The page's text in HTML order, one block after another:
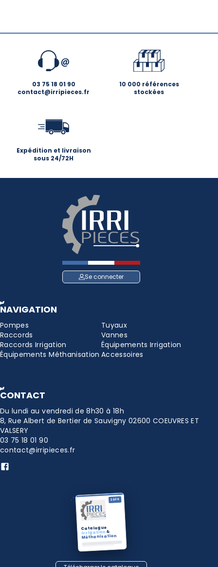
03 75 18 01 90
contact@irripieces.fr
10 000 références
stockées
Expédition et livraison
sous 24/72H
Se connecter
NAVIGATION
Pompes
Tuyaux
Raccords
Vannes
Raccords Irrigation
Équipements Irrigation
Équipements Méthanisation Accessoires
CONTACT
Du lundi au vendredi de 8h30 à 18h
8, Rue Albert de Bertier de Sauvigny 02600 COEUVRES ET
VALSERY
03 75 18 01 90
contact@irripieces.fr
Catalogue
Irrigation &
Méthanisation
2026